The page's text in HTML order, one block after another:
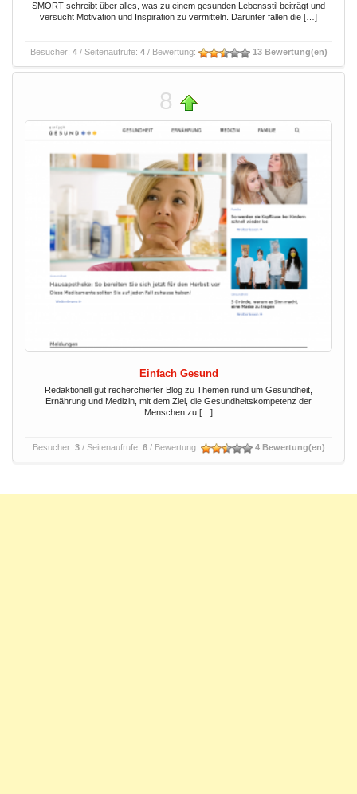
SMORT schreibt über alles, was zu einem gesunden Lebensstil beiträgt und
versucht Motivation und Inspiration zu vermitteln. Darunter fallen die […]
Besucher: 4/ Seitenaufrufe: 4/ Bewertung: 13 Bewertung(en)
8
Einfach Gesund
Redaktionell gut recherchierter Blog zu Themen rund um Gesundheit,
Ernährung und Medizin, mit dem Ziel, die Gesundheitskompetenz der
Menschen zu […]
Besucher: 3/ Seitenaufrufe: 6/ Bewertung: 4 Bewertung(en)